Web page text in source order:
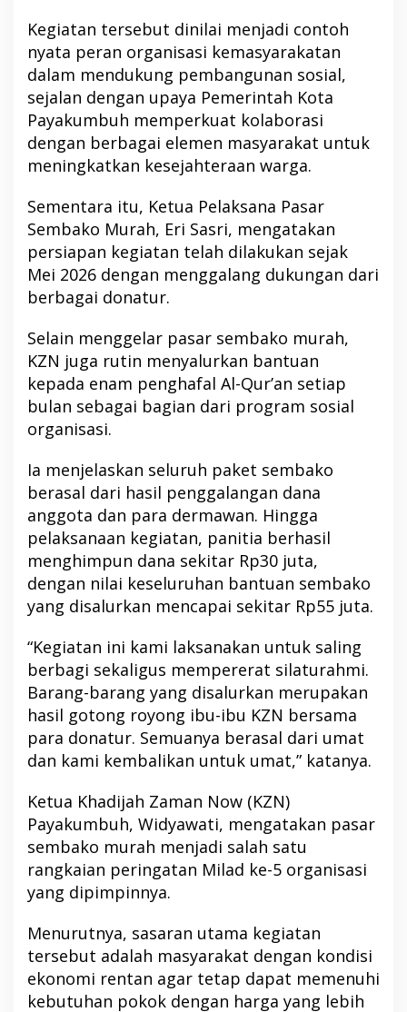
Kegiatan tersebut dinilai menjadi contoh
nyata peran organisasi kemasyarakatan
dalam mendukung pembangunan sosial,
sejalan dengan upaya Pemerintah Kota
Payakumbuh memperkuat kolaborasi
dengan berbagai elemen masyarakat untuk
meningkatkan kesejahteraan warga.
Sementara itu, Ketua Pelaksana Pasar
Sembako Murah, Eri Sasri, mengatakan
persiapan kegiatan telah dilakukan sejak
Mei 2026 dengan menggalang dukungan dari
berbagai donatur.
Selain menggelar pasar sembako murah,
KZN juga rutin menyalurkan bantuan
kepada enam penghafal Al-Qur’an setiap
bulan sebagai bagian dari program sosial
organisasi.
Ia menjelaskan seluruh paket sembako
berasal dari hasil penggalangan dana
anggota dan para dermawan. Hingga
pelaksanaan kegiatan, panitia berhasil
menghimpun dana sekitar Rp30 juta,
dengan nilai keseluruhan bantuan sembako
yang disalurkan mencapai sekitar Rp55 juta.
“Kegiatan ini kami laksanakan untuk saling
berbagi sekaligus mempererat silaturahmi.
Barang-barang yang disalurkan merupakan
hasil gotong royong ibu-ibu KZN bersama
para donatur. Semuanya berasal dari umat
dan kami kembalikan untuk umat,” katanya.
Ketua Khadijah Zaman Now (KZN)
Payakumbuh, Widyawati, mengatakan pasar
sembako murah menjadi salah satu
rangkaian peringatan Milad ke-5 organisasi
yang dipimpinnya.
Menurutnya, sasaran utama kegiatan
tersebut adalah masyarakat dengan kondisi
ekonomi rentan agar tetap dapat memenuhi
kebutuhan pokok dengan harga yang lebih